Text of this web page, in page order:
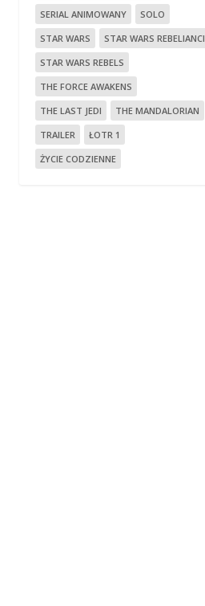
SERIAL ANIMOWANY
SOLO
STAR WARS
STAR WARS REBELIANCI
STAR WARS REBELS
THE FORCE AWAKENS
THE LAST JEDI
THE MANDALORIAN
TRAILER
ŁOTR 1
ŻYCIE CODZIENNE